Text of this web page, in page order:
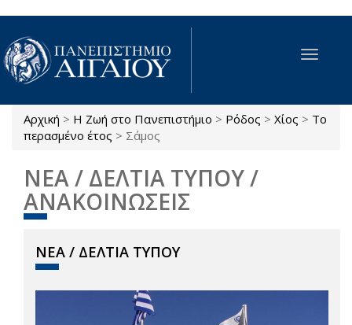
Παράκαμψη προς το κυρίως περιεχόμενο
Toggle
Είστε εδώ
Αρχική > Η Ζωή στο Πανεπιστήμιο > Ρόδος > Χίος > Το
περασμένο έτος > Σάμος
ΝΕΑ / ΔΕΛΤΙΑ ΤΥΠΟΥ /
ΑΝΑΚΟΙΝΩΣΕΙΣ
ΝΕΑ / ΔΕΛΤΙΑ ΤΥΠΟΥ